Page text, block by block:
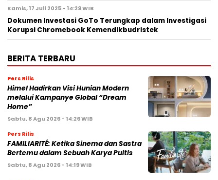
Kamis, 17 Juli 2025 - 14:29 WIB
Dokumen Investasi GoTo Terungkap dalam Investigasi
Korupsi Chromebook Kemendikbudristek
BERITA TERBARU
Pers Rilis
Himel Hadirkan Visi Hunian Modern
melalui Kampanye Global “Dream
Home”
Sabtu, 8 Agu 2026 - 14:26 WIB
Pers Rilis
FAMILIARITÉ: Ketika Sinema dan Sastra
Bertemu dalam Sebuah Karya Puitis
Sabtu, 8 Agu 2026 - 14:19 WIB